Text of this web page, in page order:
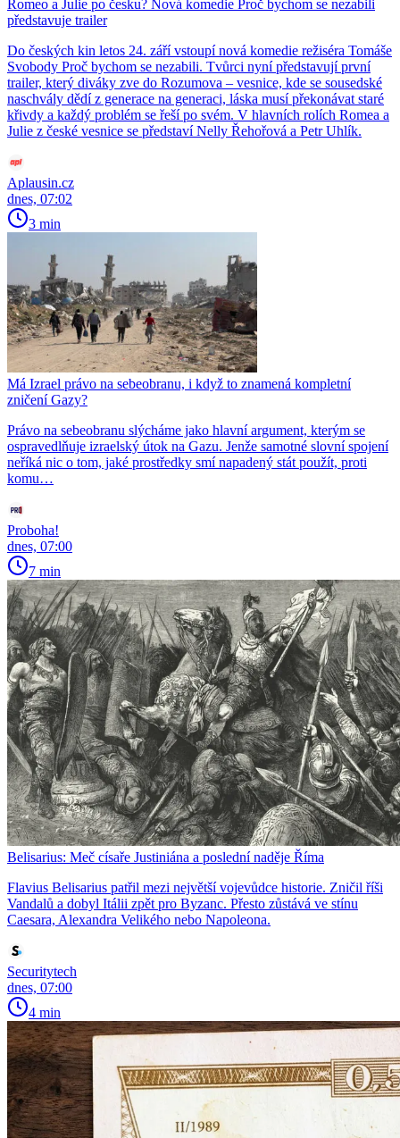
Romeo a Julie po česku? Nová komedie Proč bychom se nezabili
představuje trailer
Do českých kin letos 24. září vstoupí nová komedie režiséra Tomáše
Svobody Proč bychom se nezabili. Tvůrci nyní představují první
trailer, který diváky zve do Rozumova – vesnice, kde se sousedské
naschvály dědí z generace na generaci, láska musí překonávat staré
křivdy a každý problém se řeší po svém. V hlavních rolích Romea a
Julie z české vesnice se představí Nelly Řehořová a Petr Uhlík.
Aplausin.cz
dnes, 07:02
3 min
Má Izrael právo na sebeobranu, i když to znamená kompletní
zničení Gazy?
Právo na sebeobranu slýcháme jako hlavní argument, kterým se
ospravedlňuje izraelský útok na Gazu. Jenže samotné slovní spojení
neříká nic o tom, jaké prostředky smí napadený stát použít, proti
komu…
Proboha!
dnes, 07:00
7 min
Belisarius: Meč císaře Justiniána a poslední naděje Říma
Flavius Belisarius patřil mezi největší vojevůdce historie. Zničil říši
Vandalů a dobyl Itálii zpět pro Byzanc. Přesto zůstává ve stínu
Caesara, Alexandra Velikého nebo Napoleona.
Securitytech
dnes, 07:00
4 min